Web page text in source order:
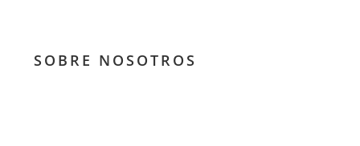
SOBRE NOSOTROS